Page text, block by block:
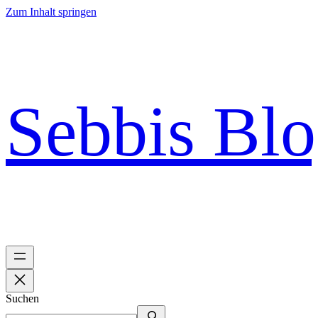
Zum Inhalt springen
Sebbis
Suchen